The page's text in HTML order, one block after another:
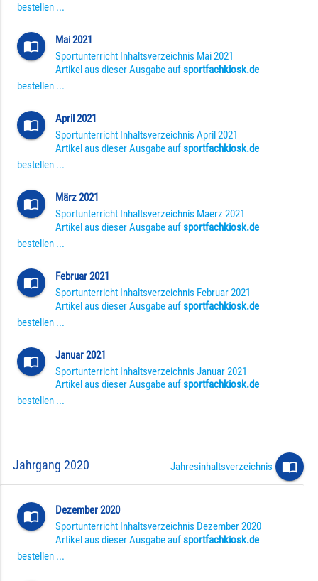
bestellen ...
import_contacts
Mai 2021
Sportunterricht Inhaltsverzeichnis Mai 2021
Artikel aus dieser Ausgabe aufsportfachkiosk.de
bestellen ...
import_contacts
April 2021
Sportunterricht Inhaltsverzeichnis April 2021
Artikel aus dieser Ausgabe aufsportfachkiosk.de
bestellen ...
import_contacts
März 2021
Sportunterricht Inhaltsverzeichnis Maerz 2021
Artikel aus dieser Ausgabe aufsportfachkiosk.de
bestellen ...
import_contacts
Februar 2021
Sportunterricht Inhaltsverzeichnis Februar 2021
Artikel aus dieser Ausgabe aufsportfachkiosk.de
bestellen ...
import_contacts
Januar 2021
Sportunterricht Inhaltsverzeichnis Januar 2021
Artikel aus dieser Ausgabe aufsportfachkiosk.de
bestellen ...
Jahrgang 2020 Jahresinhaltsverzeichnis import_contacts
import_contacts
Dezember 2020
Sportunterricht Inhaltsverzeichnis Dezember 2020
Artikel aus dieser Ausgabe aufsportfachkiosk.de
bestellen ...